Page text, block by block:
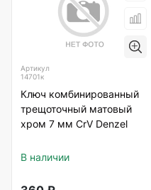
Артикул
14701к
Ключ комбинированный
трещоточный матовый
хром 7 мм CrV Denzel
В наличии